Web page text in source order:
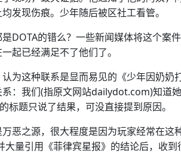
发现伤痕。少年随后被区社工看管。
DOTA的错么？一些新闻媒体将这个案
起已经满足不了他们了。
为这种联系是显而易见的《少年因奶奶
：我们(指原文网站dailydot.com)知道
标题只说了结果，可没直接提到原因。
恶之源，很大程度是因为玩家经常在这
量引用《菲律宾星报》的结论后，收